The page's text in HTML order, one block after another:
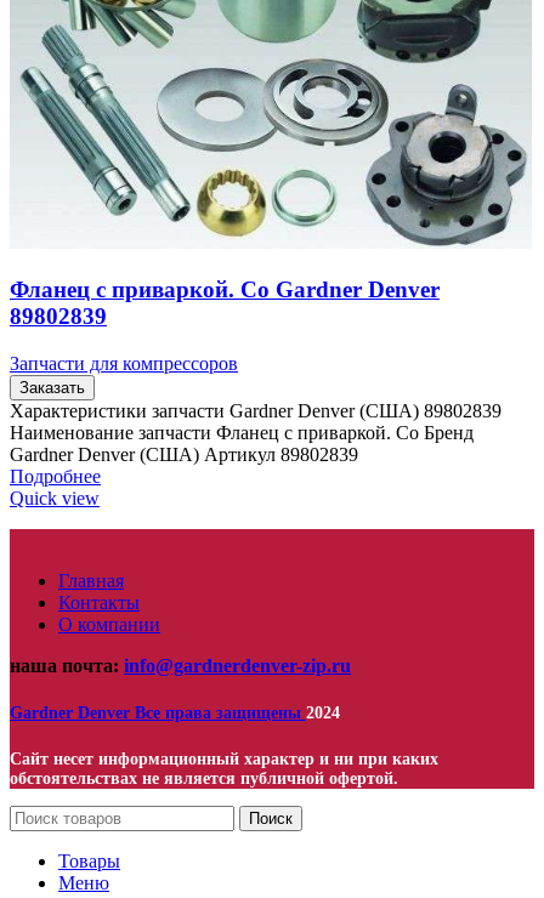
Фланец с приваркой. Со Gardner Denver
89802839
Запчасти для компрессоров
Заказать
Характеристики запчасти Gardner Denver (США) 89802839
Наименование запчасти Фланец с приваркой. Со Бренд
Gardner Denver (США) Артикул 89802839
Подробнее
Quick view
Главная
Контакты
О компании
наша почта: info@gardnerdenver-zip.ru
Gardner Denver Все права защищены 2024
Сайт несет информационный характер и ни при каких
обстоятельствах не является публичной офертой.
Поиск
Товары
Меню